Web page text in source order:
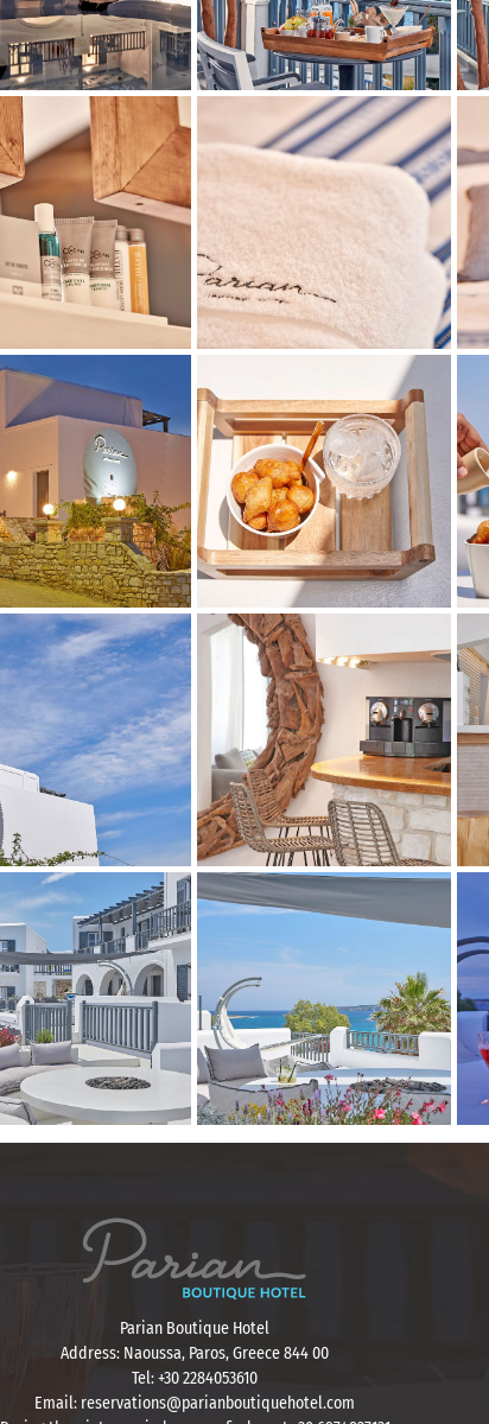
Parian Boutique Hotel
Address: Naoussa, Paros, Greece 844 00
Tel: +30 2284053610
Email: reservations@parianboutiquehotel.com